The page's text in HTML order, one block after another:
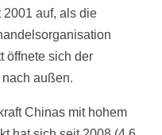
2001 auf, als die
öffnete sich der
außen.
Chinas mit hohem